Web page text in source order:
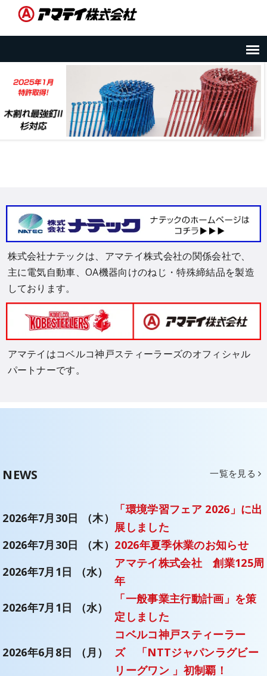
株式会社ナテックは、アマテイ株式会社の関係会社で、
主に電気自動車、OA機器向けのねじ・特殊締結品を製造
しております。
アマテイはコベルコ神戸スティーラーズのオフィシャル
パートナーです。
NEWS 一覧を見る
2026年7月30日 （木）
「環境学習フェア 2026」に出
展しました
2026年7月30日 （木） 2026年夏季休業のお知らせ
2026年7月1日 （水）
アマテイ株式会社 創業125周
年
2026年7月1日 （水）
「一般事業主行動計画」を策
定しました
2026年6月8日 （月）
コベルコ神戸スティーラー
ズ 「NTTジャパンラグビー
リーグワン 」初制覇！